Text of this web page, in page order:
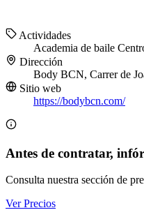
Actividades
Academia de baile
Dirección
Body BCN, Carrer de
Sitio web
https://bodybcn.com/
Antes de contratar,
Consulta nuestra sección de
Ver Precios